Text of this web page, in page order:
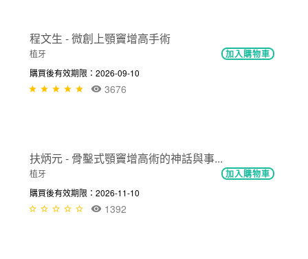
程文生 - 微創上顎竇增高手術
植牙 加入購物車
購買後有效期限：2026-09-10
3676
扶炳元 - 骨鑿式顎竇增高術的神話與事...
植牙 加入購物車
購買後有效期限：2026-11-10
1392